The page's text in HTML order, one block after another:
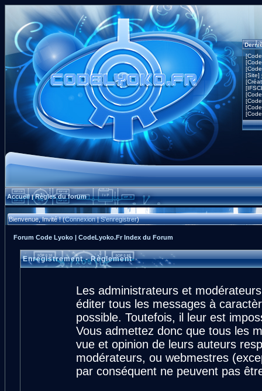
[Site]
Accueil|Règles du forum
Bienvenue, Invité ! (Connexion|S'enregistrer)
Forum Code Lyoko | CodeLyoko.Fr Index du Forum
Enregistrement - Règlement
Les administrateurs et
éditer tous les messages à
possible. Toutefois, il leur est
Vous admettez donc que tous les
vue et opinion de leurs auteurs
modérateurs, ou webmestres
par conséquent ne peuvent pas